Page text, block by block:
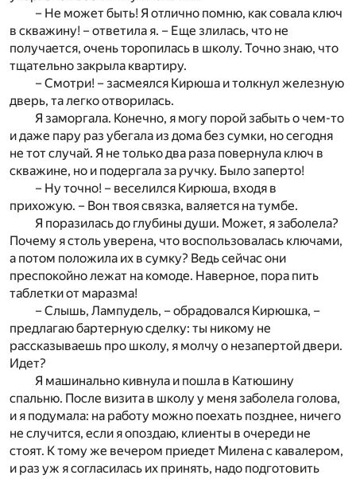
– Не может быть! Я отлично помню, как совала ключ
в скважину! – ответила я. – Еще злилась, что не
получается, очень торопилась в школу. Точно знаю, что
тщательно закрыла квартиру.
– Смотри! – засмеялся Кирюша и толкнул железную
дверь, та легко отворилась.
Я заморгала. Конечно, я могу порой забыть о чем-то
и даже пару раз убегала из дома без сумки, но сегодня
не тот случай. Я не только два раза повернула ключ в
скважине, но и подергала за ручку. Было заперто!
– Ну точно! – веселился Кирюша, входя в
прихожую. – Вон твоя связка, валяется на тумбе.
Я поразилась до глубины души. Может, я заболела?
Почему я столь уверена, что воспользовалась ключами,
а потом положила их в сумку? Ведь сейчас они
преспокойно лежат на комоде. Наверное, пора пить
таблетки от маразма!
– Слышь, Лампудель, – обрадовался Кирюшка, –
предлагаю бартерную сделку: ты никому не
рассказываешь про школу, я молчу о незапертой двери.
Идет?
Я машинально кивнула и пошла в Катюшину
спальню. После визита в школу у меня заболела голова,
и я подумала: на работу можно поехать позднее, ничего
не случится, если я опоздаю, клиенты в очереди не
стоят. К тому же вечером приедет Милена с кавалером,
и раз уж я согласилась их принять, надо подготовить